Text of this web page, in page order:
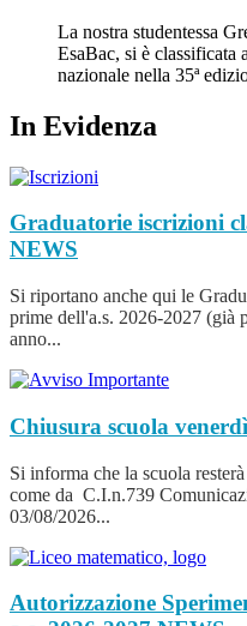
La nostra studentessa
EsaBac, si è classificata
nazionale nella 35ª
In Evidenza
Graduatorie iscrizioni
NEWS
Si riportano anche qui le
prime dell'a.s. 2026-2027 (già
anno...
Chiusura scuola
Si informa che la scuola
come da C.I.n.739
03/08/2026...
Autorizzazione